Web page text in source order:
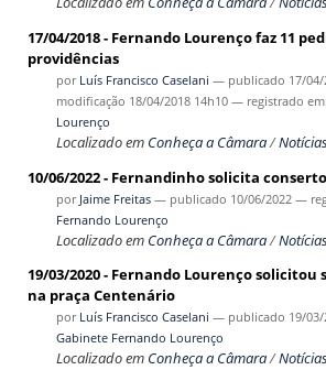
17/04/2018 - Fernando Lourenço faz 11
providências
por Luís Francisco Caselani — publicado 17/
modificação 18/04/2018 14h10 — registrado em:
Lourenço
Localizado em Conheça a Câmara/
10/06/2022 - Fernandinho solicita
por Jaime Freitas — publicado 10/06/2022 —
Fernando Lourenço
Localizado em Conheça a Câmara/
19/03/2020 - Fernando Lourenço solicitou
na praça Centenário
por Luís Francisco Caselani — publicado 19/
Gabinete Fernando Lourenço
Localizado em Conheça a Câmara/